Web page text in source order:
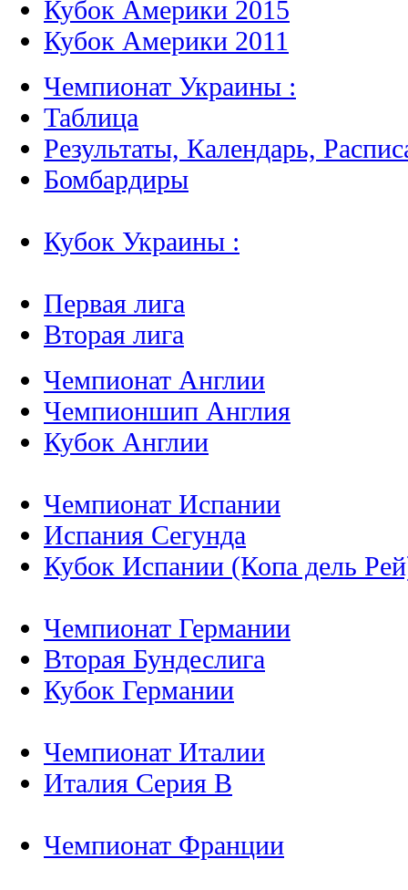
Кубок Америки 2015
Кубок Америки 2011
Чемпионат Украины :
Таблица
Результаты, Календарь,
Бомбардиры
Кубок Украины :
Первая лига
Вторая лига
Чемпионат Англии
Чемпионшип Англия
Кубок Англии
Чемпионат Испании
Испания Сегунда
Кубок Испании (Копа дель
Чемпионат Германии
Вторая Бундеслига
Кубок Германии
Чемпионат Италии
Италия Серия B
Чемпионат Франции